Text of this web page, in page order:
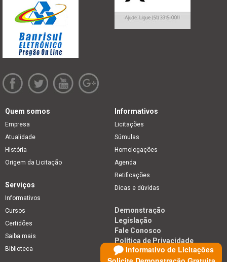
Informativo de Licitações
Quem somos
Empresa
Atualidade
História
Origem da Licitação
Informativos
Licitações
Súmulas
Homologações
Agenda
Retificações
Dicas e dúvidas
Serviços
Informativos
Cursos
Certidões
Saiba mais
Biblioteca
Demonstração
Legislação
Fale Conosco
Política de Privacidade